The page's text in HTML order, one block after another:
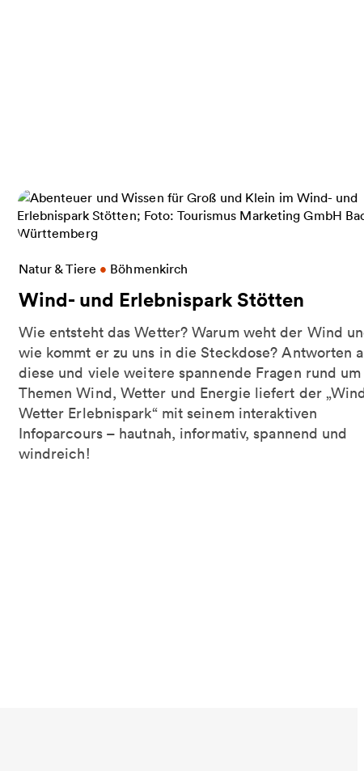
Natur & Tiere • Böhmenkirch
Wind- und Erlebnispark Stötten
Wie entsteht das Wetter? Warum weht der Wind
wie kommt er zu uns in die Steckdose? Antworten
diese und viele weitere spannende Fragen rund
Themen Wind, Wetter und Energie liefert der
Wetter Erlebnispark“ mit seinem interaktiven
Infoparcours – hautnah, informativ, spannend und
windreich!
Weitere Informationen zu Wind- und